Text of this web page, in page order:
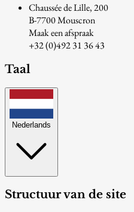
Chaussée de Lille, 200
B-7700 Mouscron
Maak een afspraak
+32 (0)492 31 36 43
Taal
Nederlands
Structuur van de site